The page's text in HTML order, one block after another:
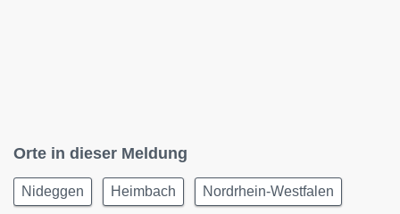
Orte in dieser Meldung
Nideggen Heimbach Nordrhein-Westfalen